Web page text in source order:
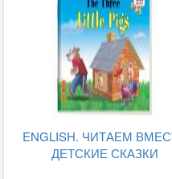
ENGLISH. ЧИТАЕМ
ДЕТСКИЕ СКАЗКИ